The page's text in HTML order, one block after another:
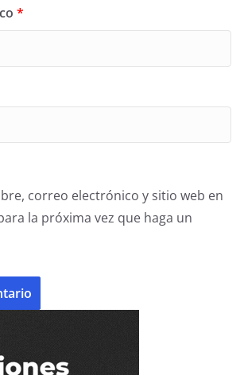
*
correo electrónico y sitio web en
la próxima vez que haga un